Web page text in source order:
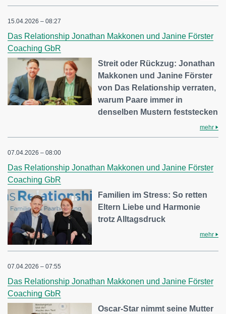
15.04.2026 – 08:27
Das Relationship Jonathan Makkonen und Janine Förster
Coaching GbR
Streit oder Rückzug: Jonathan
Makkonen und Janine Förster
von Das Relationship verraten,
warum Paare immer in
denselben Mustern feststecken
mehr
07.04.2026 – 08:00
Das Relationship Jonathan Makkonen und Janine Förster
Coaching GbR
Familien im Stress: So retten
Eltern Liebe und Harmonie
trotz Alltagsdruck
mehr
07.04.2026 – 07:55
Das Relationship Jonathan Makkonen und Janine Förster
Coaching GbR
Oscar-Star nimmt seine Mutter